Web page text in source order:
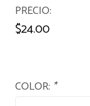
PRECIO
$24.00
COLOR: *